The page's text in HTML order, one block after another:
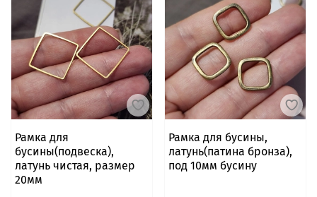
Рамка для
бусины(подвеска),
латунь чистая, размер
20мм
Рамка для бусины,
латунь(патина бронза),
под 10мм бусину